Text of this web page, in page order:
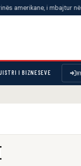
i mbajtur në Rusi që
I BIZNESEVE